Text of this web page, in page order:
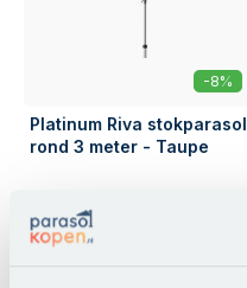
-8%
Platinum Riva stokparasol
rond 3 meter - Taupe
119,00